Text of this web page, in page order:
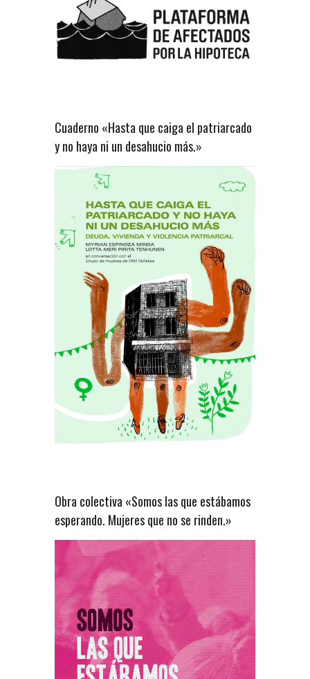
Cuaderno «Hasta que caiga el patriarcado
y no haya ni un desahucio más.»
Obra colectiva «Somos las que estábamos
esperando. Mujeres que no se rinden.»